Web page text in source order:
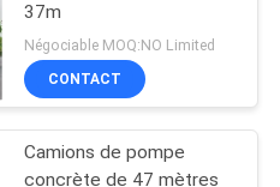
37m
Négociable MOQ:NO Limited
CONTACT
Camions de pompe
concrète de 47 mètres